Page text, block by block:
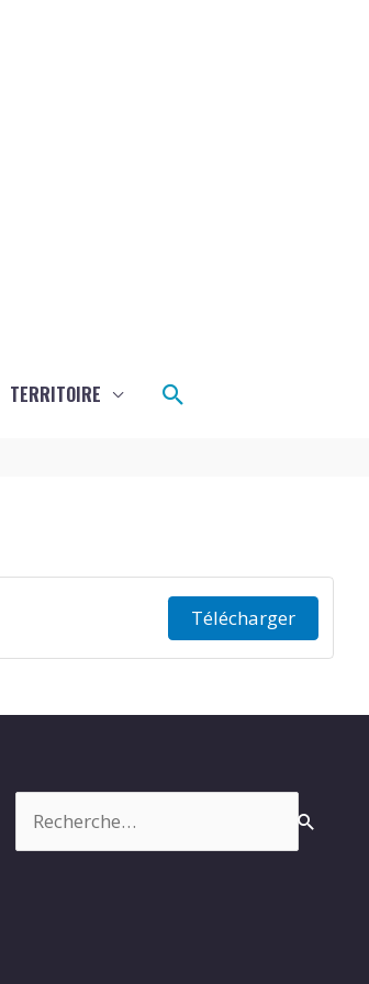
TERRITOIRE Rechercher
Télécharger